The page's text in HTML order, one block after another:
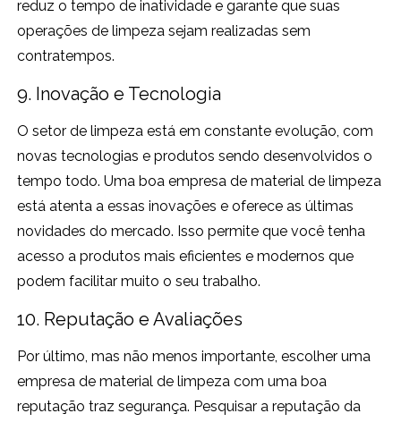
reduz o tempo de inatividade e garante que suas
operações de limpeza sejam realizadas sem
contratempos.
9. Inovação e Tecnologia
O setor de limpeza está em constante evolução, com
novas tecnologias e produtos sendo desenvolvidos o
tempo todo. Uma boa empresa de material de limpeza
está atenta a essas inovações e oferece as últimas
novidades do mercado. Isso permite que você tenha
acesso a produtos mais eficientes e modernos que
podem facilitar muito o seu trabalho.
10. Reputação e Avaliações
Por último, mas não menos importante, escolher uma
empresa de material de limpeza com uma boa
reputação traz segurança. Pesquisar a reputação da